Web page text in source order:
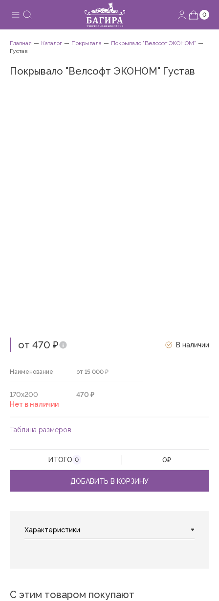
0
Главная Каталог Покрывала
Покрывало "Велсофт ЭКОНОМ"
Густав
Покрывало "Велсофт ЭКОНОМ" Густав
от 470 ₽ В наличии
Наименование от 15 000 ₽
170х200
470 ₽
Нет в наличии
Таблица размеров
ИТОГО 0 0₽
ДОБАВИТЬ В КОРЗИНУ
С этим товаром покупают